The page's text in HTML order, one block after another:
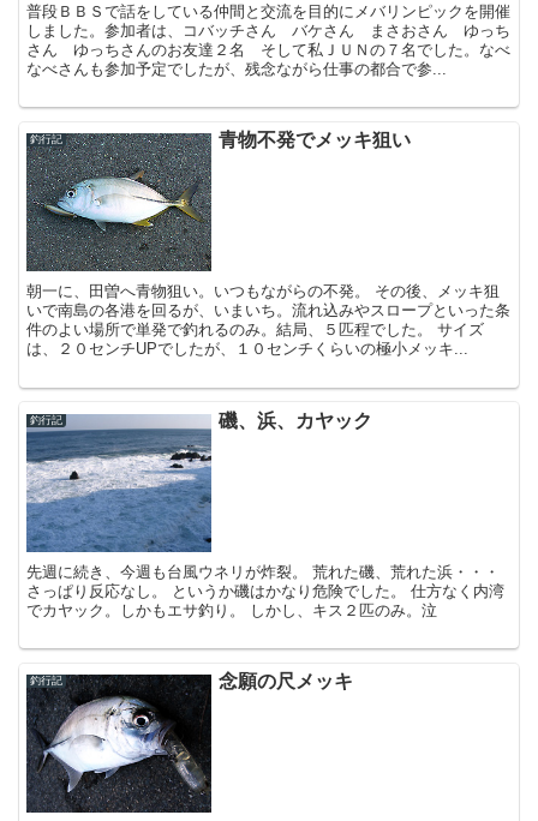
普段ＢＢＳで話をしている仲間と交流を目的にメバリンピックを開催
しました。参加者は、コバッチさん バケさん まさおさん ゆっち
さん ゆっちさんのお友達２名 そして私ＪＵＮの７名でした。なべ
なべさんも参加予定でしたが、残念ながら仕事の都合で参...
釣行記 青物不発でメッキ狙い
朝一に、田曽へ青物狙い。いつもながらの不発。 その後、メッキ狙
いで南島の各港を回るが、いまいち。流れ込みやスロープといった条
件のよい場所で単発で釣れるのみ。結局、５匹程でした。 サイズ
は、２０センチUPでしたが、１０センチくらいの極小メッキ...
釣行記 磯、浜、カヤック
先週に続き、今週も台風ウネリが炸裂。 荒れた磯、荒れた浜・・・
さっぱり反応なし。 というか磯はかなり危険でした。 仕方なく内湾
でカヤック。しかもエサ釣り。 しかし、キス２匹のみ。泣
釣行記 念願の尺メッキ